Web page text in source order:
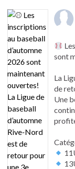
sont
La
de
Une